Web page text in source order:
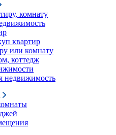
комнату
квартир
или комнату
коттедж
недвижимость